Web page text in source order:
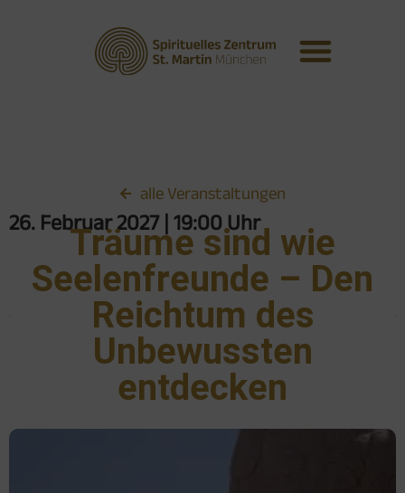
alle Veranstaltungen
26. Februar 2027 | 19:00 Uhr
Träume sind wie
Seelenfreunde – Den
Reichtum des
Unbewussten
entdecken